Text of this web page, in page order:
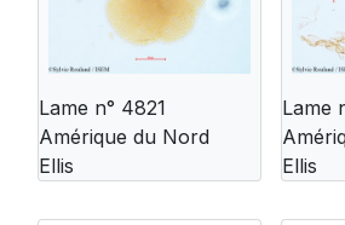
Lame n° 4821
Amérique du Nord
Ellis
Lame
Ellis